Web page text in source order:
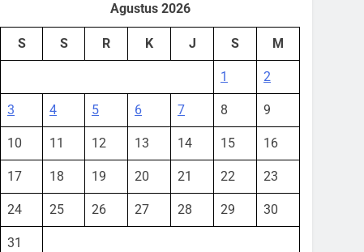
Agustus 2026
S S R K J S M
1 2
3 4 5 6 7 8 9
10 11 12 13 14 15 16
17 18 19 20 21 22 23
24 25 26 27 28 29 30
31